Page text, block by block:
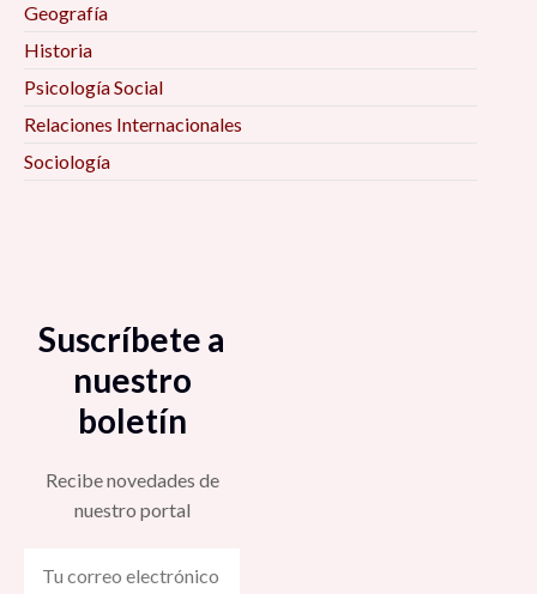
Geografía
Historia
Psicología Social
Relaciones Internacionales
Sociología
Suscríbete a
nuestro
boletín
Recibe novedades de
nuestro portal